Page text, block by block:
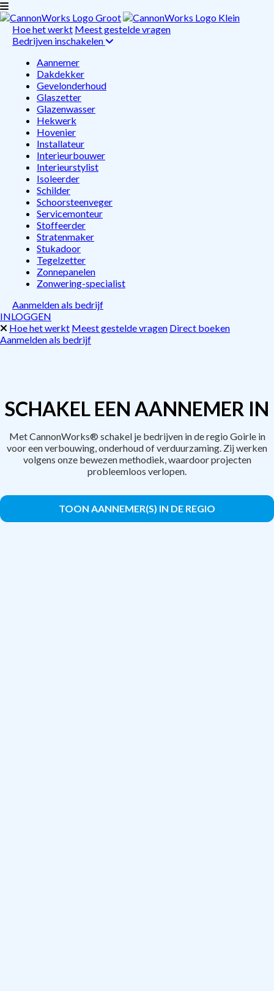
Hoe het werkt Meest gestelde vragen
Bedrijven inschakelen
Aannemer
Dakdekker
Gevelonderhoud
Glaszetter
Glazenwasser
Hekwerk
Hovenier
Installateur
Interieurbouwer
Interieurstylist
Isoleerder
Schilder
Schoorsteenveger
Servicemonteur
Stoffeerder
Stratenmaker
Stukadoor
Tegelzetter
Zonnepanelen
Zonwering-specialist
Aanmelden als bedrijf
INLOGGEN
Hoe het werkt Meest gestelde vragen Direct boeken
Aanmelden als bedrijf
SCHAKEL EEN AANNEMER IN
Met CannonWorks® schakel je bedrijven in de regio Goirle in
voor een verbouwing, onderhoud of verduurzaming. Zij werken
volgens onze bewezen methodiek, waardoor projecten
probleemloos verlopen.
TOON AANNEMER(S) IN DE REGIO